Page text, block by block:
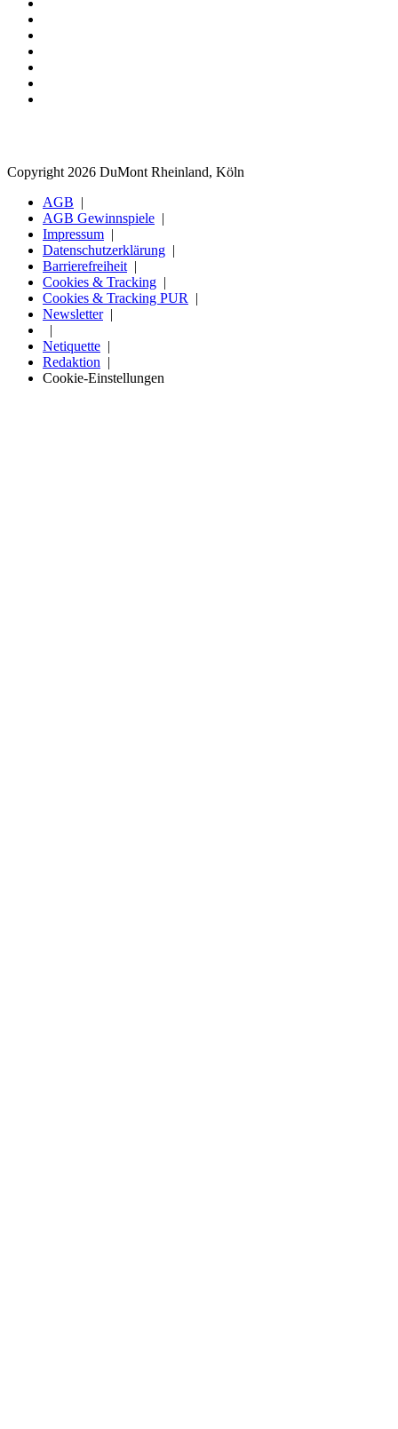
Copyright 2026 DuMont Rheinland, Köln
AGB
AGB Gewinnspiele
Impressum
Datenschutzerklärung
Barrierefreiheit
Cookies & Tracking
Cookies & Tracking PUR
Newsletter
Netiquette
Redaktion
Cookie-Einstellungen